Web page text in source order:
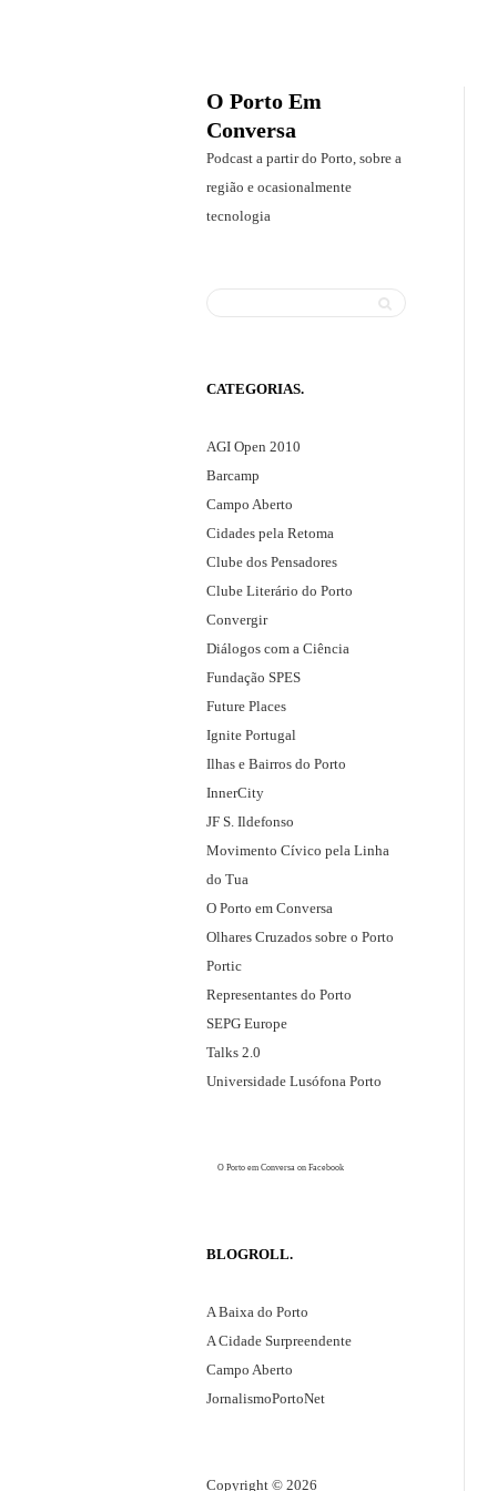
O Porto Em
Conversa
P
o
d
p
r
t
i
r
d
o
P
o
r
t
o
,
s
o
b
r
e
a
r
e
g
i
ã
s
o
n
a
l
n
Podcast a partir do Porto, sobre a
região e ocasionalmente
tecnologia
a
c
h
f
o
r
:
Search
CATEGORIAS
AGI Open 2010
Barcamp
Campo Aberto
Cidades pela Retoma
Clube dos Pensadores
Clube Literário do Porto
Convergir
Diálogos com a Ciência
Fundação SPES
Future Places
Ignite Portugal
Ilhas e Bairros do Porto
InnerCity
JF S. Ildefonso
Movimento Cívico pela Linha
do Tua
O Porto em Conversa
Olhares Cruzados sobre o Porto
Portic
Representantes do Porto
SEPG Europe
Talks 2.0
Universidade Lusófona Porto
O Porto em Conversaon Facebook
BLOGROLL
A Baixa do Porto
A Cidade Surpreendente
Campo Aberto
JornalismoPortoNet
Copyright © 2026